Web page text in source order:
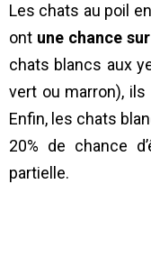
Les chats au poil
ont une chance
chats blancs aux
vert ou marron), ils
Enfin, les chats
20% de chance
partielle.